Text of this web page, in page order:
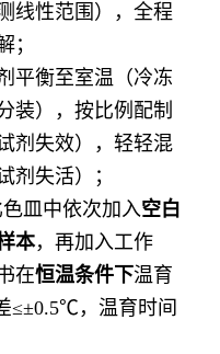
线性范围），全程
；
平衡至室温（冷冻
装），按比例配制
剂失效），轻轻混
剂失活）；
皿中依次加入空白
本，再加入工作
在恒温条件下温育
≤±0.5℃，温育时间